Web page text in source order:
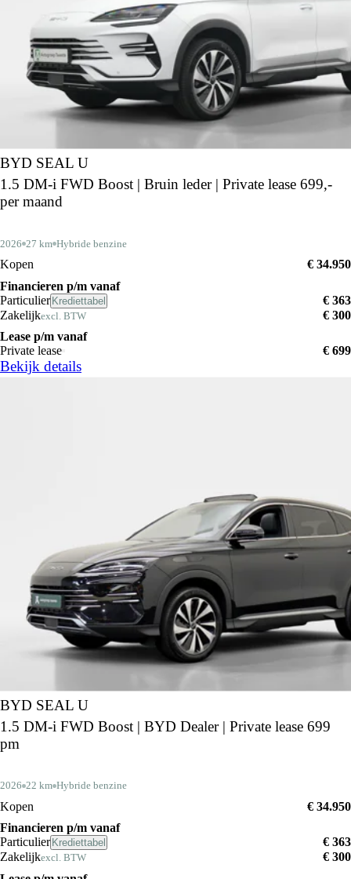
BYD SEAL U
1.5 DM-i FWD Boost | Bruin leder | Private lease 699,-
per maand
2026 27 km Hybride benzine
Kopen
€ 34.950
Financieren p/m vanaf
Particulier Krediettabel
€ 363
Zakelijkexcl. BTW
€ 300
Lease p/m vanaf
Private lease
€ 699
Bekijk details
BYD SEAL U
1.5 DM-i FWD Boost | BYD Dealer | Private lease 699
pm
2026 22 km Hybride benzine
Kopen
€ 34.950
Financieren p/m vanaf
Particulier Krediettabel
€ 363
Zakelijkexcl. BTW
€ 300